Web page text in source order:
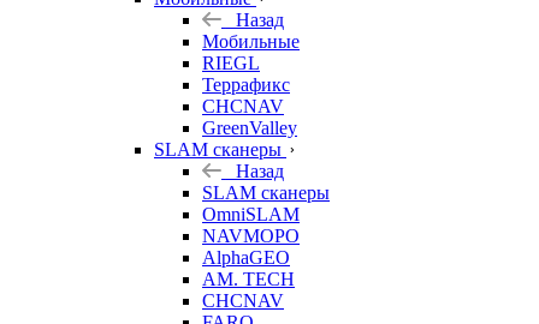
Назад
Мобильные
RIEGL
Террафикс
CHCNAV
GreenValley
SLAM сканеры
Назад
SLAM сканеры
OmniSLAM
NAVMOPO
AlphaGEO
AM. TECH
CHCNAV